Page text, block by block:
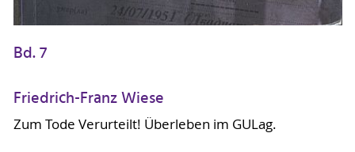
Bd. 7
Friedrich-Franz Wiese
Zum Tode Verurteilt! Überleben im GULag.